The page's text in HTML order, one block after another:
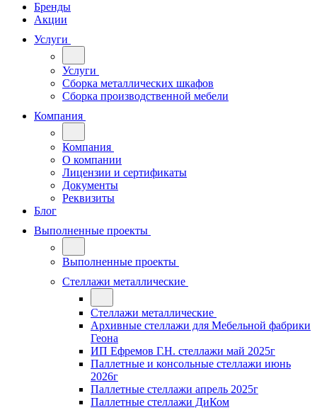
Бренды
Акции
Услуги
Услуги
Сборка металлических шкафов
Сборка производственной мебели
Компания
Компания
О компании
Лицензии и сертификаты
Документы
Реквизиты
Блог
Выполненные проекты
Выполненные проекты
Стеллажи металлические
Стеллажи металлические
Архивные стеллажи для Мебельной фабрики
Геона
ИП Ефремов Г.Н. стеллажи май 2025г
Паллетные и консольные стеллажи июнь
2026г
Паллетные стеллажи апрель 2025г
Паллетные стеллажи ДиКом